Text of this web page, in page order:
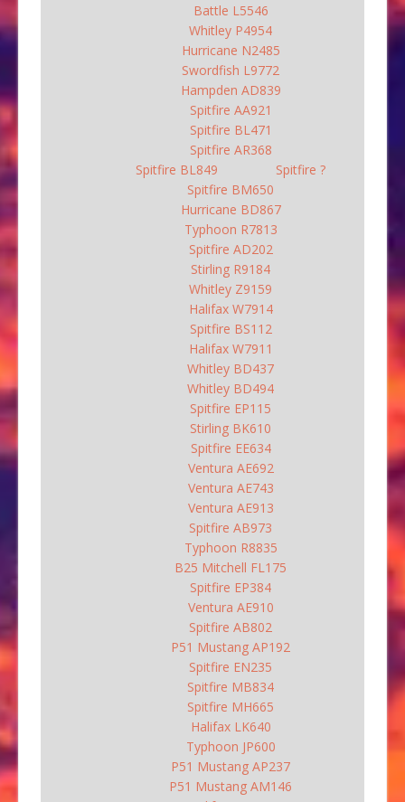
Battle L5546
Whitley P4954
Hurricane N2485
Swordfish L9772
Hampden AD839
Spitfire AA921
Spitfire BL471
Spitfire AR368
Spitfire BL849
Spitfire ?
Spitfire BM650
Hurricane BD867
Typhoon R7813
Spitfire AD202
Stirling R9184
Whitley Z9159
Halifax W7914
Spitfire BS112
Halifax W7911
Whitley BD437
Whitley BD494
Spitfire EP115
Stirling BK610
Spitfire EE634
Ventura AE692
Ventura AE743
Ventura AE913
Spitfire AB973
Typhoon R8835
B25 Mitchell FL175
Spitfire EP384
Ventura AE910
Spitfire AB802
P51 Mustang AP192
Spitfire EN235
Spitfire MB834
Spitfire MH665
Halifax LK640
Typhoon JP600
P51 Mustang AP237
P51 Mustang AM146